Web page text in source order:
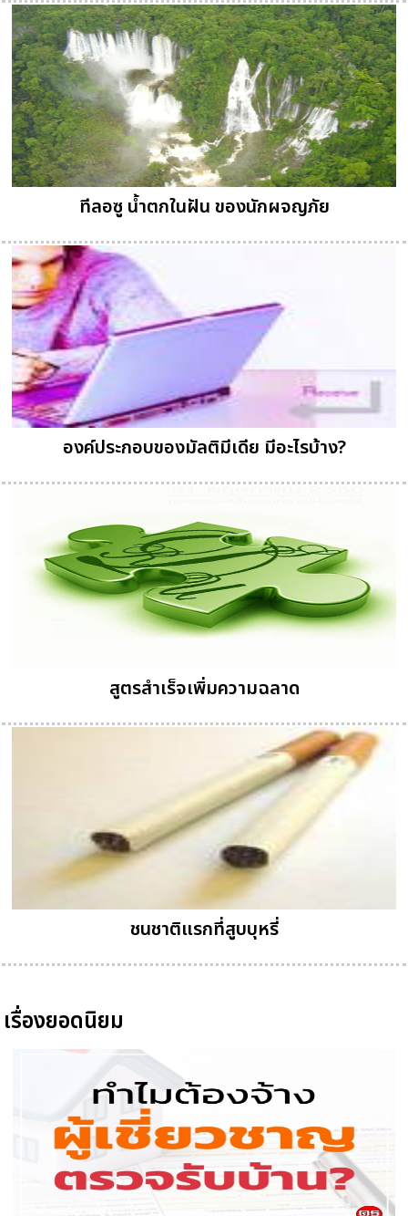
ทีลอซู น้ำตกในฝัน ของนักผจญภัย
องค์ประกอบของมัลติมีเดีย มีอะไรบ้าง?
สูตรสำเร็จเพิ่มความฉลาด
ชนชาติแรกที่สูบบุหรี่
เรื่องยอดนิยม